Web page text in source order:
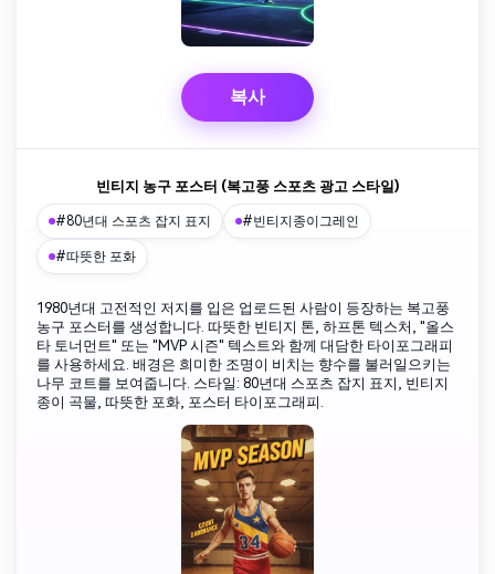
복사
빈티지 농구 포스터 (복고풍 스포츠 광고 스타일)
#80년대 스포츠 잡지 표지 #빈티지종이그레인
#따뜻한 포화
1980년대 고전적인 저지를 입은 업로드된 사람이 등장하는 복고풍
농구 포스터를 생성합니다. 따뜻한 빈티지 톤, 하프톤 텍스처, "올스
타 토너먼트" 또는 "MVP 시즌" 텍스트와 함께 대담한 타이포그래피
를 사용하세요. 배경은 희미한 조명이 비치는 향수를 불러일으키는
나무 코트를 보여줍니다. 스타일: 80년대 스포츠 잡지 표지, 빈티지
종이 곡물, 따뜻한 포화, 포스터 타이포그래피.